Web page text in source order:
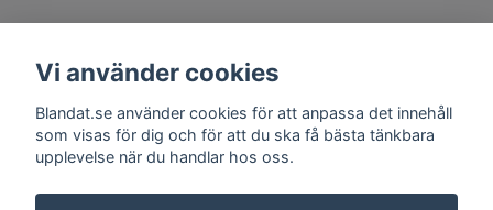
Kontakt
Köpvillkor
Vi använder cookies
Blandat.se använder cookies för att anpassa det innehåll
som visas för dig och för att du ska få bästa tänkbara
upplevelse när du handlar hos oss.